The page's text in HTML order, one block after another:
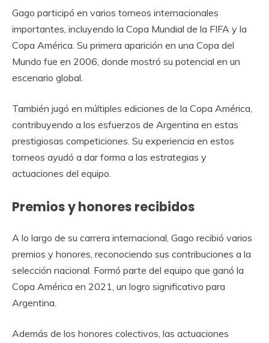
Gago participó en varios torneos internacionales
importantes, incluyendo la Copa Mundial de la FIFA y la
Copa América. Su primera aparición en una Copa del
Mundo fue en 2006, donde mostró su potencial en un
escenario global.
También jugó en múltiples ediciones de la Copa América,
contribuyendo a los esfuerzos de Argentina en estas
prestigiosas competiciones. Su experiencia en estos
torneos ayudó a dar forma a las estrategias y
actuaciones del equipo.
Premios y honores recibidos
A lo largo de su carrera internacional, Gago recibió varios
premios y honores, reconociendo sus contribuciones a la
selección nacional. Formó parte del equipo que ganó la
Copa América en 2021, un logro significativo para
Argentina.
Además de los honores colectivos, las actuaciones